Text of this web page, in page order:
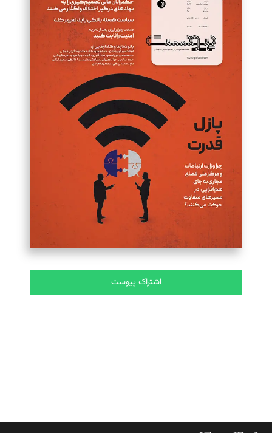
سروش کرمیان
تحریریه
مینا پاکدل
یسنا امان‌پور
تحریریه
ملینا جعفری
تحریریه
مصطفی مسجدی آرانی
تحریریه
بابک نقاش
تحریریه
اشتراک پیوست